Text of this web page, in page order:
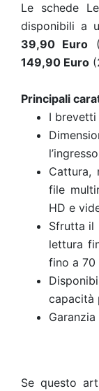
Le schede
disponibili a
39,90 Euro
149,90 Euro
Principali
I brevetti
Cattura,
file
HD e
Sfrutta il
lettura
fino a 70
capacità
Se questo